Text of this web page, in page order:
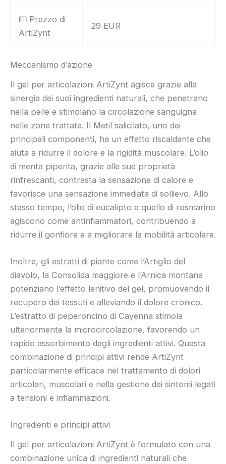
💶 Prezzo di
ArtiZynt
29 EUR
Meccanismo d’azione
Il gel per articolazioni ArtiZynt agisce grazie alla
sinergia dei suoi ingredienti naturali, che penetrano
nella pelle e stimolano la circolazione sanguigna
nelle zone trattate. Il Metil salicilato, uno dei
principali componenti, ha un effetto riscaldante che
aiuta a ridurre il dolore e la rigidità muscolare. L’olio
di menta piperita, grazie alle sue proprietà
rinfrescanti, contrasta la sensazione di calore e
favorisce una sensazione immediata di sollievo. Allo
stesso tempo, l’olio di eucalipto e quello di rosmarino
agiscono come antinfiammatori, contribuendo a
ridurre il gonfiore e a migliorare la mobilità articolare.
Inoltre, gli estratti di piante come l’Artiglio del
diavolo, la Consolida maggiore e l’Arnica montana
potenziano l’effetto lenitivo del gel, promuovendo il
recupero dei tessuti e alleviando il dolore cronico.
L’estratto di peperoncino di Cayenna stimola
ulteriormente la microcircolazione, favorendo un
rapido assorbimento degli ingredienti attivi. Questa
combinazione di principi attivi rende ArtiZynt
particolarmente efficace nel trattamento di dolori
articolari, muscolari e nella gestione dei sintomi legati
a tensioni e infiammazioni.
Ingredienti e principi attivi
Il gel per articolazioni ArtiZynt è formulato con una
combinazione unica di ingredienti naturali che